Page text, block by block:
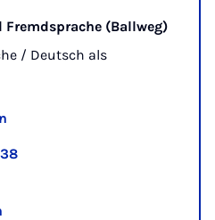
(Ballweg)
/ Deutsch als